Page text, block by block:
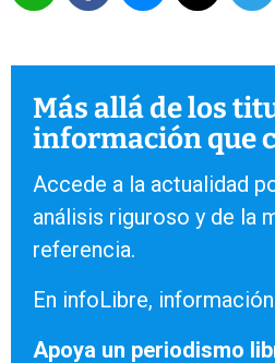
Más allá de los
información que
Accede a la actualidad
análisis riguroso y de la
referencia.
En infoLibre,
Apoya un periodismo